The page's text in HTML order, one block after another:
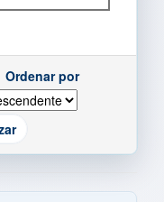
Ordenar por